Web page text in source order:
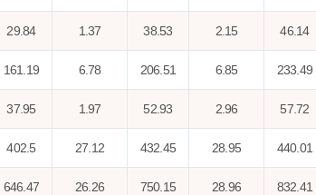
29.84 1.37 38.53 2.15 46.14
161.19 6.78 206.51 6.85 233.49
37.95 1.97 52.93 2.96 57.72
402.5 27.12 432.45 28.95 440.01
646.47 26.26 750.15 28.96 832.41